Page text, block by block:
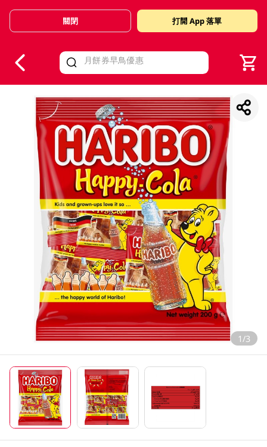
Valid Until 30 June 2026
關閉 打開 App 落單
1/3